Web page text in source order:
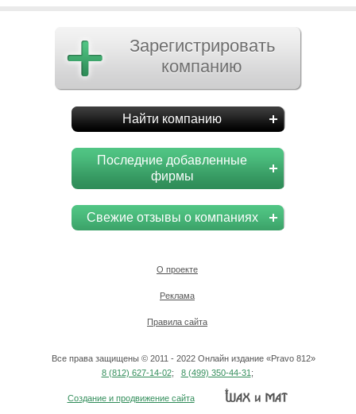
Зарегистрировать
компанию
Найти компанию
Последние добавленные
фирмы
Свежие отзывы о компаниях
О проекте
Реклама
Правила сайта
Все права защищены © 2011 - 2022 Онлайн издание «Pravo 812»
8 (812) 627-14-02; 8 (499) 350-44-31 ;
Создание и продвижение сайта